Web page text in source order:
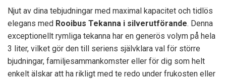
Njut av dina tebjudningar med maximal kapacitet och tidlös
elegans med Rooibus Tekanna i silverutförande. Denna
exceptionellt rymliga tekanna har en generös volym på hela
3 liter, vilket gör den till seriens självklara val för större
bjudningar, familjesammankomster eller för dig som helt
enkelt älskar att ha rikligt med te redo under frukosten eller